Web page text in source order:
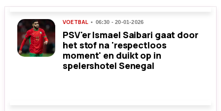
VOETBAL 06:30 - 20-01-2026
PSV'er Ismael Saibari gaat door
het stof na 'respectloos
moment' en duikt op in
spelershotel Senegal